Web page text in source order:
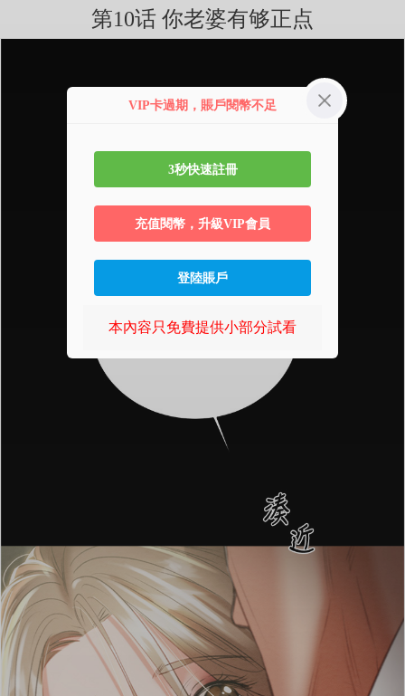
第10话 你老婆有够正点
VIP卡過期，賬戶閱幣不足
3秒快速註冊
充值閱幣，升級VIP會員
登陸賬戶
本內容只免費提供小部分試看